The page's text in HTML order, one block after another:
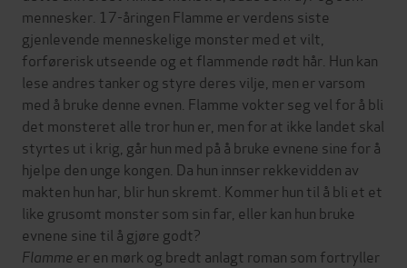
mennesker. 17-åringen Flamme er verdens siste
gjenlevende menneskelige monster med et vilt,
forførerisk utseende og et flammende rødt hår. Hun kan
lese andres tanker og styre deres vilje, men er varsom
med å bruke denne evnen. Flamme vokter seg vel for å bli
det monsteret alle tror hun er, men for at ikke landet skal
styrtes ut i krig, går hun med på å bruke evnene sine for å
hjelpe den unge kongen. Da hun innser rekkevidden av
makten hun har, blir hun skremt. Kommer hun til å bli et et
like grusomt monster som sin far, eller kan hun bruke
evnene sine til å gjøre godt?
Flamme er en mørk og bredt anlagt roman som fortryller